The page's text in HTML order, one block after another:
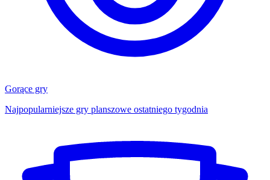
Gorące gry
Najpopularniejsze gry planszowe ostatniego tygodnia